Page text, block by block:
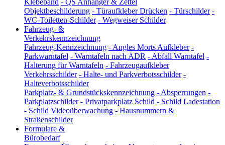
Klebeband - QS Anhänger & Zettel
Objektbeschilderung - Türaufkleber Drücken - Türschilder -
WC-Toiletten-Schilder - Wegweiser Schilder
Fahrzeug- &
Verkehrskennzeichnung
Fahrzeug-Kennzeichnung - Angles Morts Aufkleber -
Parkwarntafel - Warntafeln nach ADR - Abfall Warntafel -
Halterung für Warntafeln - Fahrzeugaufkleber
Verkehrsschilder - Halte- und Parkverbotsschilder -
Halteverbotsschilder
Parkplatz- & Grundstückskennzeichnung - Absperrungen -
Parkplatzschilder - Privatparkplatz Schild - Schild Ladestation
- Schild Videoüberwachung - Hausnummern &
Straßenschilder
Formulare &
Bürobedarf